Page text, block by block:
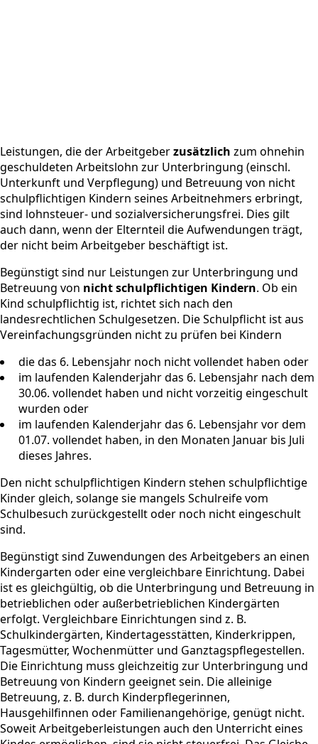
Leistungen, die der Arbeitgeberzusätzlich zum ohnehin
geschuldeten Arbeitslohn zur Unterbringung (einschl.
Unterkunft und Verpflegung) und Betreuung von nicht
schulpflichtigen Kindern seines Arbeitnehmers erbringt,
sind lohnsteuer- und sozialversicherungsfrei. Dies gilt
auch dann, wenn der Elternteil die Aufwendungen trägt,
der nicht beim Arbeitgeber beschäftigt ist.
Begünstigt sind nur Leistungen zur Unterbringung und
Betreuung von nicht schulpflichtigen Kindern. Ob ein
Kind schulpflichtig ist, richtet sich nach den
landesrechtlichen Schulgesetzen. Die Schulpflicht ist aus
Vereinfachungsgründen nicht zu prüfen bei Kindern
die das 6. Lebensjahr noch nicht vollendet haben oder
im laufenden Kalenderjahr das 6. Lebensjahr nach dem
30.06. vollendet haben und nicht vorzeitig eingeschult
wurden oder
im laufenden Kalenderjahr das 6. Lebensjahr vor dem
01.07. vollendet haben, in den Monaten Januar bis Juli
dieses Jahres.
Den nicht schulpflichtigen Kindern stehen schulpflichtige
Kinder gleich, solange sie mangels Schulreife vom
Schulbesuch zurückgestellt oder noch nicht eingeschult
sind.
Begünstigt sind Zuwendungen des Arbeitgebers an einen
Kindergarten oder eine vergleichbare Einrichtung. Dabei
ist es gleichgültig, ob die Unterbringung und Betreuung in
betrieblichen oder außerbetrieblichen Kindergärten
erfolgt. Vergleichbare Einrichtungen sind z. B.
Schulkindergärten, Kindertagesstätten, Kinderkrippen,
Tagesmütter, Wochenmütter und Ganztagspflegestellen.
Die Einrichtung muss gleichzeitig zur Unterbringung und
Betreuung von Kindern geeignet sein. Die alleinige
Betreuung, z. B. durch Kinderpflegerinnen,
Hausgehilfinnen oder Familienangehörige, genügt nicht.
Soweit Arbeitgeberleistungen auch den Unterricht eines